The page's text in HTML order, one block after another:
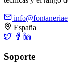
España
Soporte